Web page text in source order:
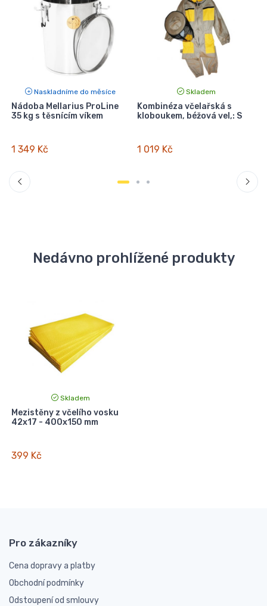
Naskladníme do měsíce
Nádoba Mellarius ProLine
35 kg s těsnícím víkem
1 349 Kč
Skladem
Kombinéza včelařská s
kloboukem, béžová vel,: S
1 019 Kč
Nedávno prohlížené produkty
Skladem
Mezistěny z včelího vosku
42x17 - 400x150 mm
399 Kč
Pro zákazníky
Cena dopravy a platby
Obchodní podmínky
Odstoupení od smlouvy